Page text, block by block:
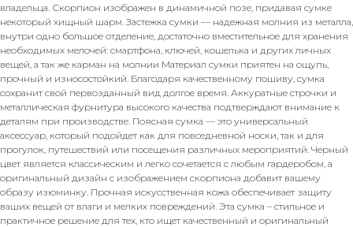
владельца. Скорпион изображен в динамичной позе, придавая сумке
некоторый хищный шарм. Застежка сумки — надежная молния из металла,
внутри одно большое отделение, достаточно вместительное для хранения
необходимых мелочей: смартфона, ключей, кошелька и других личных
вещей, а так же карман на молнии Материал сумки приятен на ощупь,
прочный и износостойкий. Благодаря качественному пошиву, сумка
сохранит свой первозданный вид долгое время. Аккуратные строчки и
металлическая фурнитура высокого качества подтверждают внимание к
деталям при производстве. Поясная сумка — это универсальный
аксессуар, который подойдет как для повседневной носки, так и для
прогулок, путешествий или посещения различных мероприятий. Черный
цвет является классическим и легко сочетается с любым гардеробом, а
оригинальный дизайн с изображением скорпиона добавит вашему
образу изюминку. Прочная искусственная кожа обеспечивает защиту
ваших вещей от влаги и мелких повреждений. Эта сумка – стильное и
практичное решение для тех, кто ищет качественный и оригинальный